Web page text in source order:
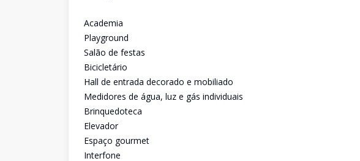
Academia
Playground
Salão de festas
Bicicletário
Hall de entrada decorado e mobiliado
Medidores de água, luz e gás individuais
Brinquedoteca
Elevador
Espaço gourmet
Interfone